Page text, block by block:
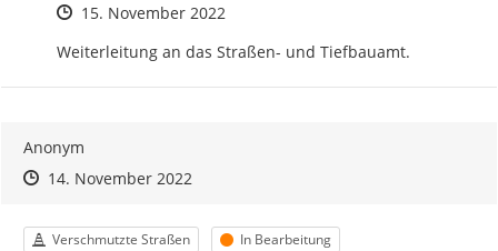
Zeitpunkt des Erstellens
15. November 2022
Weiterleitung an das Straßen- und Tiefbauamt.
Anonym
Zeitpunkt des Erstellens
Zeitpunkt des Erstellens
14. November 2022Zur Äußerung
Kategorie
Verschmutzte Straßen Status
In Bearbeitung